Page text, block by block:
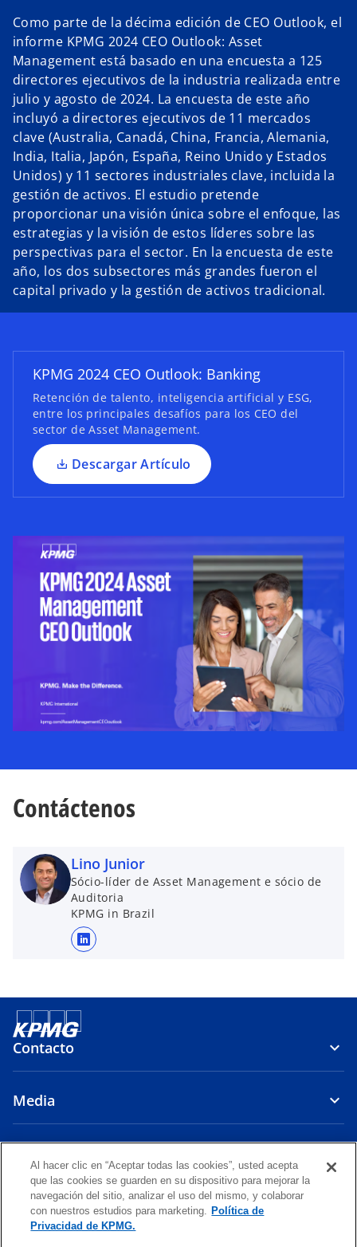
Como parte de la décima edición de CEO Outlook, el
informe KPMG 2024 CEO Outlook: Asset
Management está basado en una encuesta a 125
directores ejecutivos de la industria realizada entre
julio y agosto de 2024. La encuesta de este año
incluyó a directores ejecutivos de 11 mercados
clave (Australia, Canadá, China, Francia, Alemania,
India, Italia, Japón, España, Reino Unido y Estados
Unidos) y 11 sectores industriales clave, incluida la
gestión de activos. El estudio pretende
proporcionar una visión única sobre el enfoque, las
estrategias y la visión de estos líderes sobre las
perspectivas para el sector. En la encuesta de este
año, los dos subsectores más grandes fueron el
capital privado y la gestión de activos tradicional.
KPMG 2024 CEO Outlook: Banking
Retención de talento, inteligencia artificial y ESG,
entre los principales desafíos para los CEO del
sector de Asset Management.
Descargar Artículo
s
e
a
b
n
u
n
a
e
s
a
n
u
e
v
Contáctenos
Lino Junior
Sócio-líder de Asset Management e sócio de
Auditoria
KPMG in Brazil
s
n
a
e
s
t
a
Contacto
Media
s
e
s
e
s
e
LegalPolítica de Privacidad
Al hacer clic en “Aceptar todas las cookies”, usted acepta
que las cookies se guarden en su dispositivo para mejorar la
navegación del sitio, analizar el uso del mismo, y colaborar
con nuestros estudios para marketing. Política de
Privacidad de KPMG.